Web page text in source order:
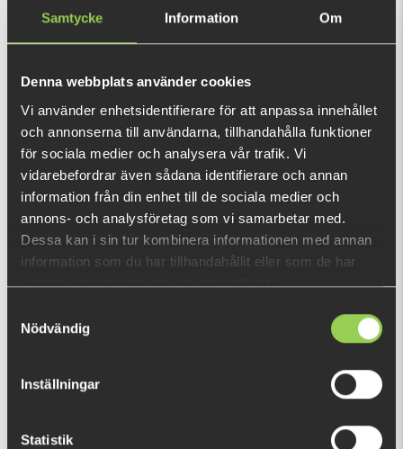
Samtycke Information Om
Denna webbplats använder cookies
Vi använder enhetsidentifierare för att anpassa innehållet
och annonserna till användarna, tillhandahålla funktioner
för sociala medier och analysera vår trafik. Vi
vidarebefordrar även sådana identifierare och annan
information från din enhet till de sociala medier och
annons- och analysföretag som vi samarbetar med.
Dessa kan i sin tur kombinera informationen med annan
information som du har tillhandahållit eller som de har
samlat in när du har använt deras tjänster.
Nödvändig
Inställningar
Statistik
Flatnose Shad 19cm
€12.70
Flatnose Shad Jr 15cm with
Built-in Rig 2-pack
Hooligan Roach 21cm
Hooligan Roach Baby 9,5cm
- 6 pack